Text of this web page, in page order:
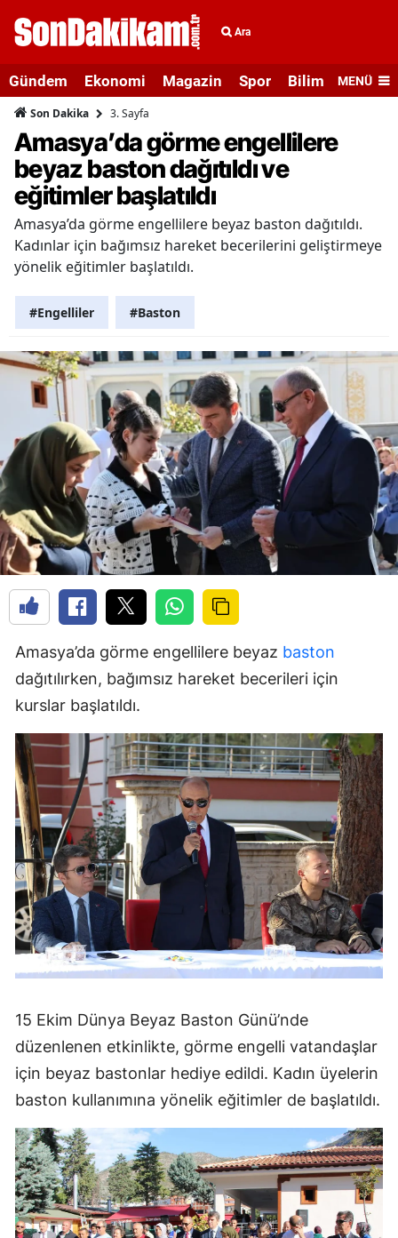
Ara
Gündem Ekonomi Magazin Spor Bilim veMENÜ
Son Dakika 3. Sayfa
Amasya’da görme engellilere
beyaz baston dağıtıldı ve
eğitimler başlatıldı
Amasya’da görme engellilere beyaz baston dağıtıldı.
Kadınlar için bağımsız hareket becerilerini geliştirmeye
yönelik eğitimler başlatıldı.
#Engelliler #Baston
Amasya’da görme engellilere beyaz baston
dağıtılırken, bağımsız hareket becerileri için
kurslar başlatıldı.
15 Ekim Dünya Beyaz Baston Günü’nde
düzenlenen etkinlikte, görme engelli vatandaşlar
için beyaz bastonlar hediye edildi. Kadın üyelerin
baston kullanımına yönelik eğitimler de başlatıldı.